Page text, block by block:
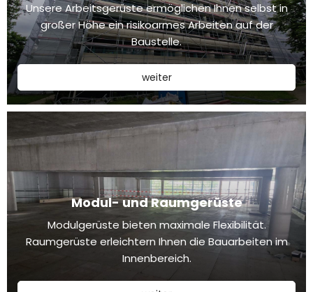
Unsere Arbeitsgerüste ermöglichen Ihnen selbst in
großer Höhe ein risikoarmes Arbeiten auf der
Baustelle.
weiter
Modul- und Raumgerüste
Modulgerüste bieten maximale Flexibilität.
Raumgerüste erleichtern Ihnen die Bauarbeiten im
Innenbereich.